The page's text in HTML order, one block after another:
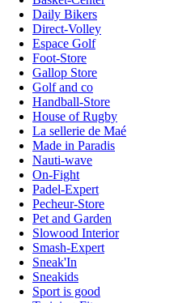
Daily Bikers
Direct-Volley
Espace Golf
Foot-Store
Gallop Store
Golf and co
Handball-Store
House of Rugby
La sellerie de Maé
Made in Paradis
Nauti-wave
On-Fight
Padel-Expert
Pecheur-Store
Pet and Garden
Slowood Interior
Smash-Expert
Sneak'In
Sneakids
Sport is good